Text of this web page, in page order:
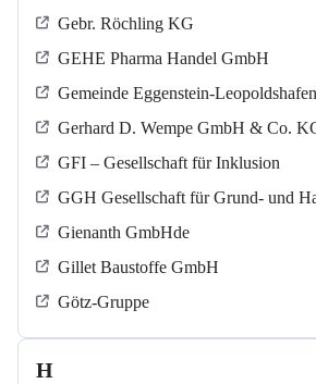
Gebr. Röchling KG
GEHE Pharma Handel GmbH
Gemeinde Eggenstein-Leopoldshafen
Gerhard D. Wempe GmbH & Co.
GFI – Gesellschaft für Inklusion
GGH Gesellschaft für Grund- und
Gienanth GmbHde
Gillet Baustoffe GmbH
Götz-Gruppe
H